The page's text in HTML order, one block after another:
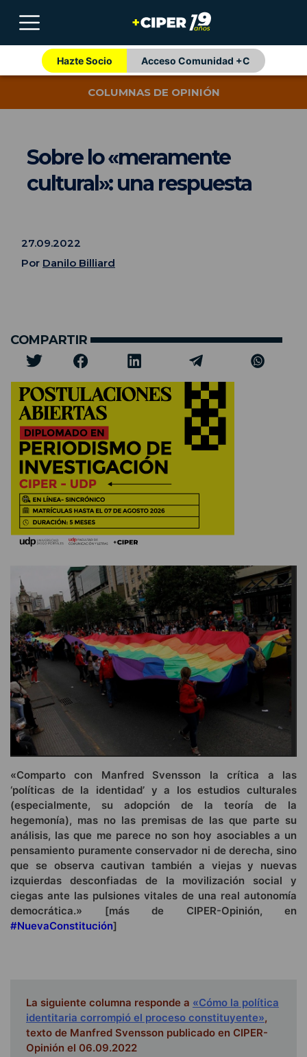
Hazte Socio Acceso Comunidad +C
COLUMNAS DE OPINIÓN
Sobre lo «meramente
cultural»: una respuesta
27.09.2022
Por Danilo Billiard
COMPARTIR
«Comparto con Manfred Svensson la crítica a las
‘políticas de la identidad’ y a los estudios culturales
(especialmente, su adopción de la teoría de la
hegemonía), mas no las premisas de las que parte su
análisis, las que me parece no son hoy asociables a un
pensamiento puramente conservador ni de derecha, sino
que se observa cautivan también a viejas y nuevas
izquierdas desconfiadas de la movilización social y
ciegas ante las pulsiones vitales de una real autonomía
democrática.» [más de CIPER-Opinión, en
#NuevaConstitución]
La siguiente columna responde a «Cómo la política
identitaria corrompió el proceso constituyente»,
texto de Manfred Svensson publicado en CIPER-
Opinión el 06.09.2022